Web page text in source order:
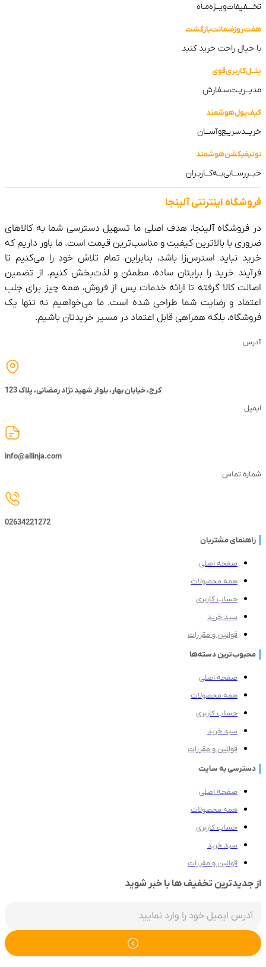
راحت خرید کنید
اینترنتی‌ آلینجا
آلینجا، هدف اصلی ما تسهیل دسترسی شما به کالاهای
با بالاترین کیفیت و مناسب‌ترین قیمت است. ما باور داریم که
نباید استرس‌زا باشد، بنابراین تمام تلاش خود را می‌کنیم تا
خرید را برایتان ساده، مطمئن و لذت‌بخش کنیم. از تضمین
کالا گرفته تا ارائه خدمات پس از فروش، همه چیز برای جلب
و رضایت شما طراحی شده است. ما می‌خواهیم نه تنها یک
بلکه همراهی قابل اعتماد در مسیر خریدتان باشیم.
کرج، خیابان بهار، بلوار شهید نژاد رمضانی، پلاک 123
info@allinja.com
تماس
02634221272
مشتریان
صفحه اصلی
همه محصولات
حساب کاربری
سبد خرید
قوانین و مقررات
دسته‌ها
صفحه اصلی
همه محصولات
حساب کاربری
سبد خرید
قوانین و مقررات
به سایت
صفحه اصلی
همه محصولات
حساب کاربری
سبد خرید
قوانین و مقررات
تخفیف ها با خبر شوید